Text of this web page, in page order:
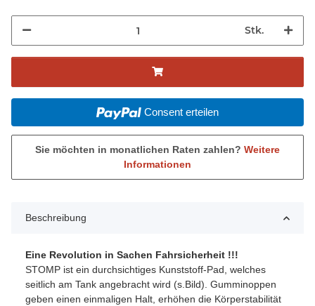
Stk.
Consent erteilen
Sie möchten in monatlichen Raten zahlen? Weitere
Informationen
Beschreibung
Eine Revolution in Sachen Fahrsicherheit !!!
STOMP ist ein durchsichtiges Kunststoff-Pad, welches
seitlich am Tank angebracht wird (s.Bild). Gumminoppen
geben einen einmaligen Halt, erhöhen die Körperstabilität